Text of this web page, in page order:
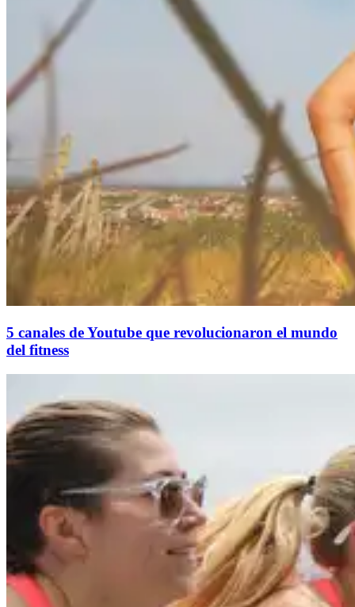
5 canales de Youtube que revolucionaron el mundo
del fitness